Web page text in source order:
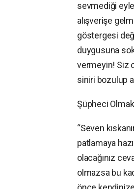
sevmediği
alışverişe
göstergesi
duygusuna
vermeyin! Siz
siniri bozulup
Şüpheci
“Seven
patlamaya
olacağınız
olmazsa bu